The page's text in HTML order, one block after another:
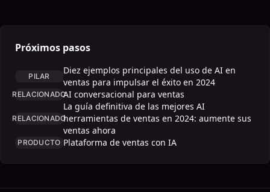
Próximos pasos
PILAR
Diez ejemplos principales del uso de AI en
ventas para impulsar el éxito en 2024
RELACIONADOAI conversacional para ventas
RELACIONADO
La guía definitiva de las mejores AI
herramientas de ventas en 2024: aumente sus
ventas ahora
PRODUCTO Plataforma de ventas con IA